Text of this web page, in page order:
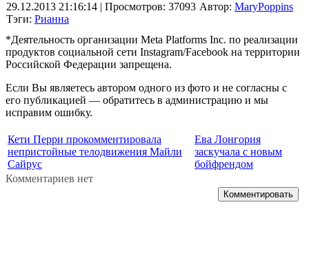
29.12.2013 21:16:14 | Просмотров: 37093
Тэги: Рианна
Автор: MaryPoppins
*Деятельность организации Meta Platforms Inc. по реализации
продуктов социальной сети Instagram/Facebook на территории
Российской Федерации запрещена.
Если Вы являетесь автором одного из фото и не согласны с
его публикацией — обратитесь в администрацию и мы
исправим ошибку.
Кети Перри прокомментировала
непристойные телодвижения Майли
Сайрус
Ева Лонгория
заскучала с новым
бойфрендом
Комментариев нет
Комментировать